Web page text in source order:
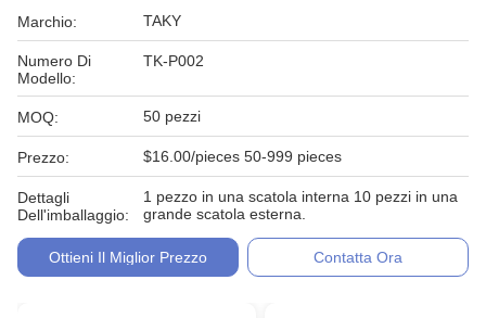
Marchio: TAKY
Numero Di
Modello:
TK-P002
MOQ: 50 pezzi
Prezzo: $16.00/pieces 50-999 pieces
Dettagli
Dell'imballaggio:
1 pezzo in una scatola interna 10 pezzi in una
grande scatola esterna.
Ottieni Il Miglior Prezzo Contatta Ora